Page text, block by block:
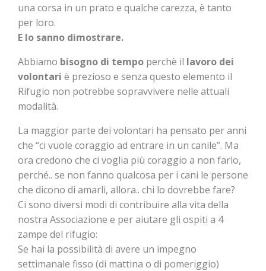
una corsa in un prato e qualche carezza, è tanto
per loro.
E lo sanno dimostrare.
Abbiamo bisogno di tempo perchè il lavoro dei
volontari è prezioso e senza questo elemento il
Rifugio non potrebbe sopravvivere nelle attuali
modalità.
La maggior parte dei volontari ha pensato per anni
che “ci vuole coraggio ad entrare in un canile”. Ma
ora credono che ci voglia più coraggio a non farlo,
perché.. se non fanno qualcosa per i cani le persone
che dicono di amarli, allora.. chi lo dovrebbe fare?
Ci sono diversi modi di contribuire alla vita della
nostra Associazione e per aiutare gli ospiti a 4
zampe del rifugio:
Se hai la possibilità di avere un impegno
settimanale fisso (di mattina o di pomeriggio)